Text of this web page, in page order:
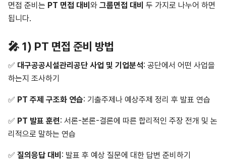
면접 준비는 PT 면접 대비 와 그룹면접 대비 두 가지로 나누어 하면
됩니다.
🎤 1) PT 면접 준비 방법
✅ 대구공공시설관리공단 사업 및 기업분석: 공단에서 어떤 사업을
하는지 조사하기
✅ PT 주제 구조화 연습: 기출주제나 예상주제 정리 후 발표 연습
✅ PT 발표 훈련: 서론-본론-결론에 따른 합리적인 주장 전개 및 논
리적으로 말하는 연습
✅ 질의응답 대비 : 발표 후 예상 질문에 대한 답변 준비하기